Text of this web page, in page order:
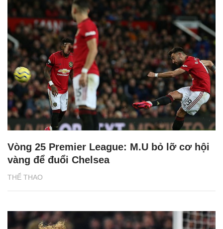
THỂ THAO
Vòng 25 Premier League: M.U bỏ lỡ cơ hội
vàng để đuổi Chelsea